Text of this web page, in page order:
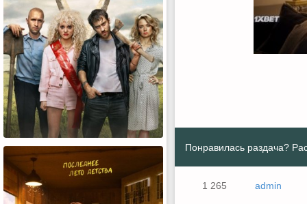
Понравилась раздача?
1 265 admin